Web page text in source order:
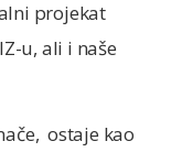
projekat
u, ali i naše
ostaje kao